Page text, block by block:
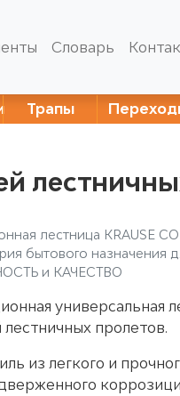
Словарь
Трапы
лестница KRAUSE
бытового назначения
и КАЧЕСТВО
универсальная
пролетов.
из легкого и